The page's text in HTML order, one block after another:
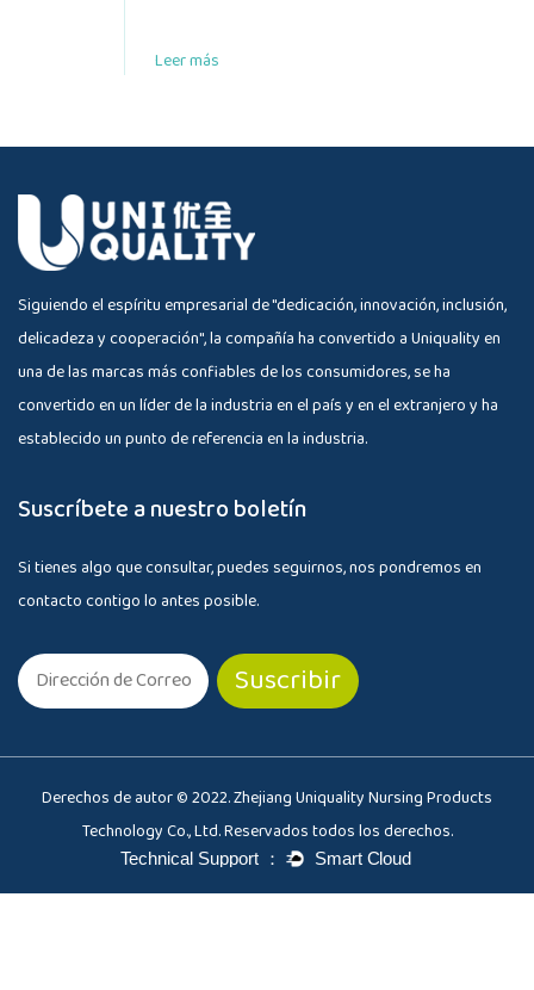
Leer más
Siguiendo el espíritu empresarial de "dedicación, innovación, inclusión,
delicadeza y cooperación", la compañía ha convertido a Uniquality en
una de las marcas más confiables de los consumidores, se ha
convertido en un líder de la industria en el país y en el extranjero y ha
establecido un punto de referencia en la industria.
Suscríbete a nuestro boletín
Si tienes algo que consultar, puedes seguirnos, nos pondremos en
contacto contigo lo antes posible.
Derechos de autor © 2022. Zhejiang Uniquality Nursing Products
Technology Co., Ltd. Reservados todos los derechos.